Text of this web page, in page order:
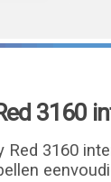
3160
3160